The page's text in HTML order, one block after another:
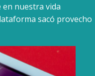
en nuestra vida
sacó provecho